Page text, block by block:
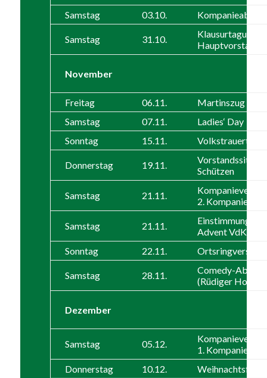
Samstag 03.10. Kompanieabend
Samstag 31.10.
Klausurtagung
Hauptvorstand
November
Freitag 06.11.
Martinszug
Samstag
07.11.
Ladies‘ Day
Sonntag
15.11. Volkstrauertag
Donnerstag 19.11.
Schützen
Samstag 21.11.
2. Kompanie
Samstag 21.11.
Einstimmung auf
Advent VdK
Sonntag
22.11.
Samstag 28.11.
Comedy-Abend
(Rüdiger
Dezember
Samstag 05.12.
1. Kompanie
Donnerstag
10.12.
Weihnachtsfeier